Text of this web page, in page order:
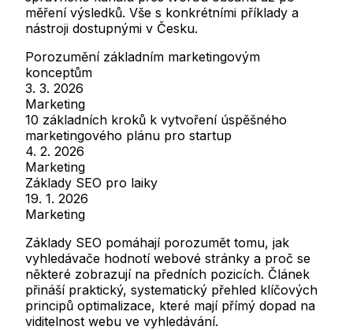
měření výsledků. Vše s konkrétními příklady a
nástroji dostupnými v Česku.
Porozumění základním marketingovým
konceptům
3. 3. 2026
Marketing
10 základních kroků k vytvoření úspěšného
marketingového plánu pro startup
4. 2. 2026
Marketing
Základy SEO pro laiky
19. 1. 2026
Marketing
Základy SEO pomáhají porozumět tomu, jak
vyhledávače hodnotí webové stránky a proč se
některé zobrazují na předních pozicích. Článek
přináší praktický, systematický přehled klíčových
principů optimalizace, které mají přímý dopad na
viditelnost webu ve vyhledávání.